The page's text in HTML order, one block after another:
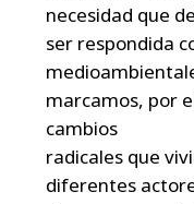
necesidad que
ser respondida
marcamos, por
cambios
radicales que
diferentes